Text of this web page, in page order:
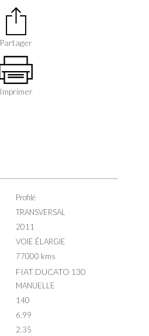
Partager
Imprimer
Profilé
TRANSVERSAL
2011
VOIE ÉLARGIE
77000 kms
FIAT DUCATO 130
MANUELLE
140
6.99
2.35